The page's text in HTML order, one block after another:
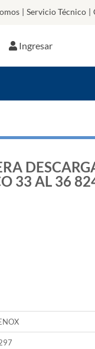
| Servicio Técnico |
Ingresar
33 AL 36